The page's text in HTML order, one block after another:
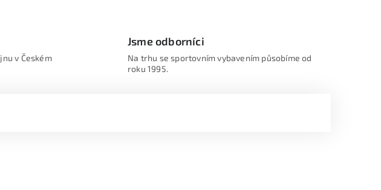
v Českém
Jsme odborníci
Na trhu se sportovním vybavením působíme od
roku 1995.